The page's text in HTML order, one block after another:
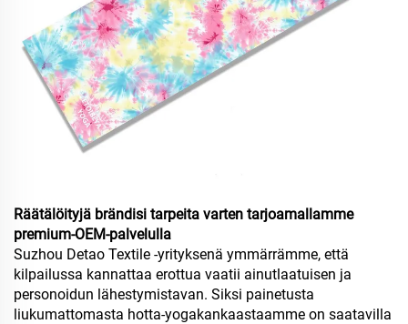
Räätälöityjä brändisi tarpeita varten tarjoamallamme
premium-OEM-palvelulla
Suzhou Detao Textile -yrityksenä ymmärrämme, että
kilpailussa kannattaa erottua vaatii ainutlaatuisen ja
personoidun lähestymistavan. Siksi painetusta
liukumattomasta hotta-yogakankaastaamme on saatavilla